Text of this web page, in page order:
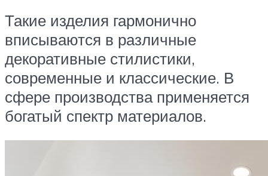
Такие изделия гармонично
вписываются в различные
декоративные стилистики,
современные и классические. В
сфере производства применяется
богатый спектр материалов.